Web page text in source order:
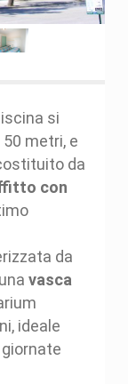
si
metri, e
da
con
da
vasca
ideale